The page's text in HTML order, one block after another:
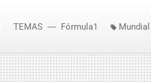
TEMAS Fórmula1